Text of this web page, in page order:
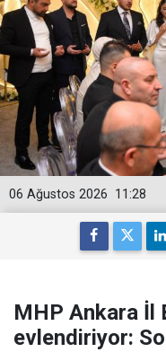
11:28
06 Ağustos 2026
MHP Ankara İl
evlendiriyor: